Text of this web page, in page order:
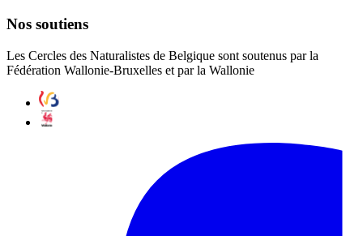
Nos soutiens
Les Cercles des Naturalistes de Belgique sont soutenus par la
Fédération Wallonie-Bruxelles et par la Wallonie